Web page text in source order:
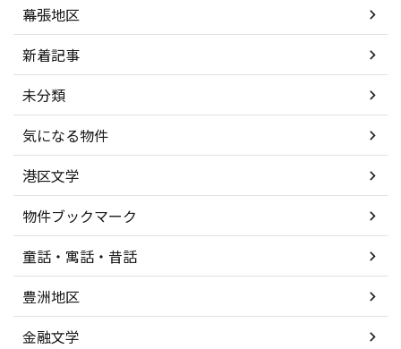
幕張地区
新着記事
未分類
気になる物件
港区文学
物件ブックマーク
童話・寓話・昔話
豊洲地区
金融文学